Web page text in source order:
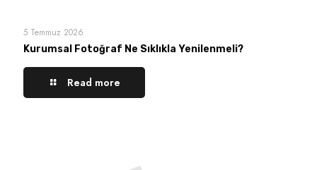
5 Temmuz 2026
Kurumsal Fotoğraf Ne Sıklıkla Yenilenmeli?
Read more